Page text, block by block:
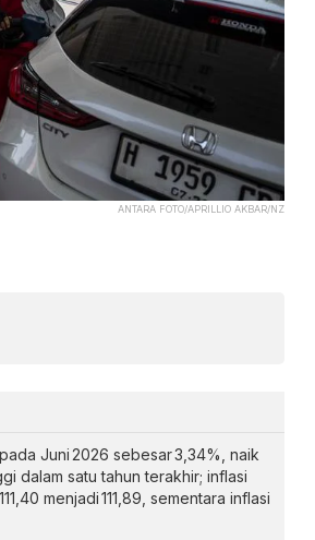
ANTARA FOTO/APRILLIO AKBAR/NZ
Juni 2026 sebesar 3,34%, naik
dalam satu tahun terakhir; inflasi
menjadi 111,89, sementara inflasi